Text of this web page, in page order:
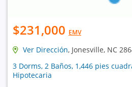
$231,000 EMV
Ver Dirección, Jonesville, NC
3 Dorms, 2 Baños, 1,446 pies
Hipotecaria